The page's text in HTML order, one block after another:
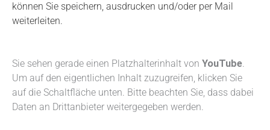
können Sie speichern, ausdrucken und/oder per Mail
weiterleiten.
Sie sehen gerade einen Platzhalterinhalt von YouTube
Um auf den eigentlichen Inhalt zuzugreifen, klicken Sie
auf die Schaltfläche unten. Bitte beachten Sie, dass dabei
Daten an Drittanbieter weitergegeben werden.